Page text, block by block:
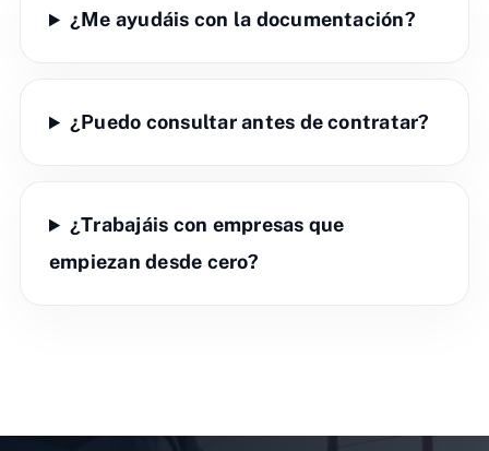
¿Me ayudáis con la documentación?
¿Puedo consultar antes de contratar?
¿Trabajáis con empresas que
empiezan desde cero?